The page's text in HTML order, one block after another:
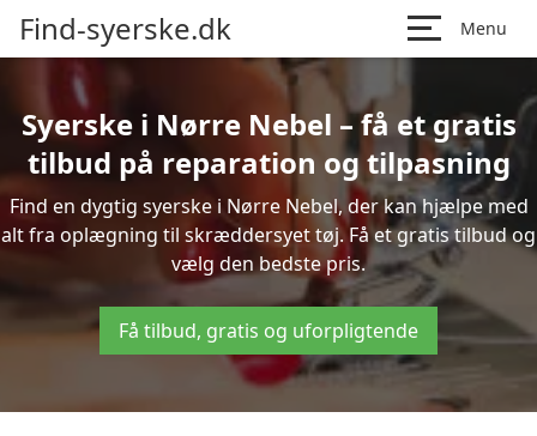
Find-syerske.dk Menu
Syerske i Nørre Nebel – få et gratis
tilbud på reparation og tilpasning
Find en dygtig syerske i Nørre Nebel, der kan hjælpe med
alt fra oplægning til skræddersyet tøj. Få et gratis tilbud og
vælg den bedste pris.
Få tilbud, gratis og uforpligtende